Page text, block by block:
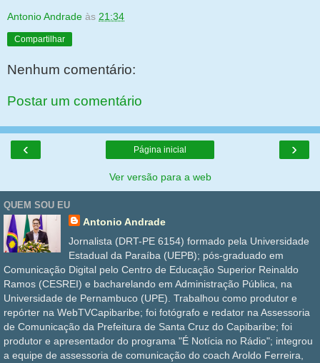
Antonio Andrade às 21:34
Compartilhar
Nenhum comentário:
Postar um comentário
‹ ›
Página inicial
Ver versão para a web
QUEM SOU EU
Antonio Andrade
Jornalista (DRT-PE 6154) formado pela Universidade
Estadual da Paraíba (UEPB); pós-graduado em
Comunicação Digital pelo Centro de Educação Superior Reinaldo
Ramos (CESREI) e bacharelando em Administração Pública, na
Universidade de Pernambuco (UPE). Trabalhou como produtor e
repórter na WebTVCapibaribe; foi fotógrafo e redator na Assessoria
de Comunicação da Prefeitura de Santa Cruz do Capibaribe; foi
produtor e apresentador do programa "É Notícia no Rádio"; integrou
a equipe de assessoria de comunicação do coach Aroldo Ferreira,